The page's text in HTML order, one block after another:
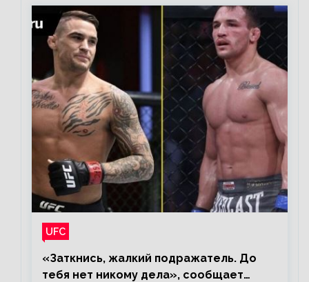
UFC
«Заткнись, жалкий подражатель. До
тебя нет никому дела», сообщает